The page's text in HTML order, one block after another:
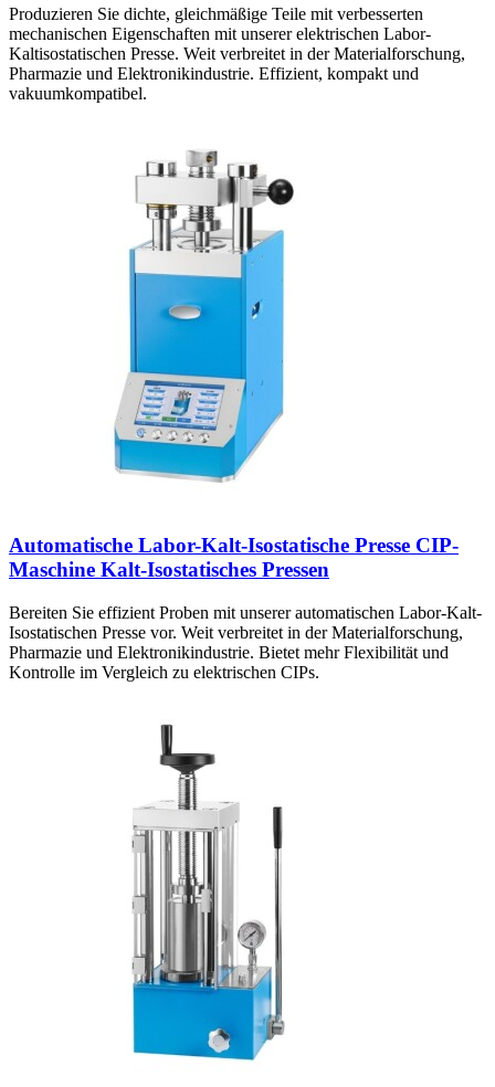
Produzieren Sie dichte, gleichmäßige Teile mit verbesserten
mechanischen Eigenschaften mit unserer elektrischen Labor-
Kaltisostatischen Presse. Weit verbreitet in der Materialforschung,
Pharmazie und Elektronikindustrie. Effizient, kompakt und
vakuumkompatibel.
Automatische Labor-Kalt-Isostatische Presse CIP-
Maschine Kalt-Isostatisches Pressen
Bereiten Sie effizient Proben mit unserer automatischen Labor-Kalt-
Isostatischen Presse vor. Weit verbreitet in der Materialforschung,
Pharmazie und Elektronikindustrie. Bietet mehr Flexibilität und
Kontrolle im Vergleich zu elektrischen CIPs.